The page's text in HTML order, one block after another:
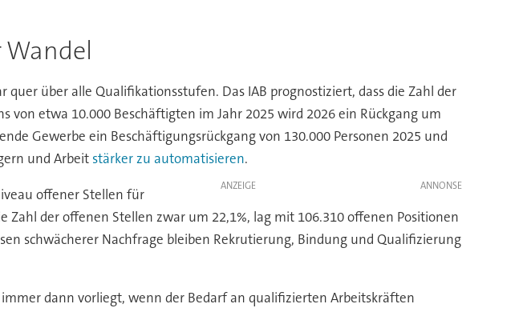
über alle Qualifikationsstufen. Das IAB prognostiziert, dass die Zahl der
etwa 10.000 Beschäftigten im Jahr 2025 wird 2026 ein Rückgang um
Gewerbe ein Beschäftigungsrückgang von 130.000 Personen 2025 und
und Arbeit stärker zu automatisieren.
ANZEIGE
offener Stellen für
der offenen Stellen zwar um 22,1%, lag mit 106.310 offenen Positionen
schwächerer Nachfrage bleiben Rekrutierung, Bindung und Qualifizierung
dann vorliegt, wenn der Bedarf an qualifizierten Arbeitskräften